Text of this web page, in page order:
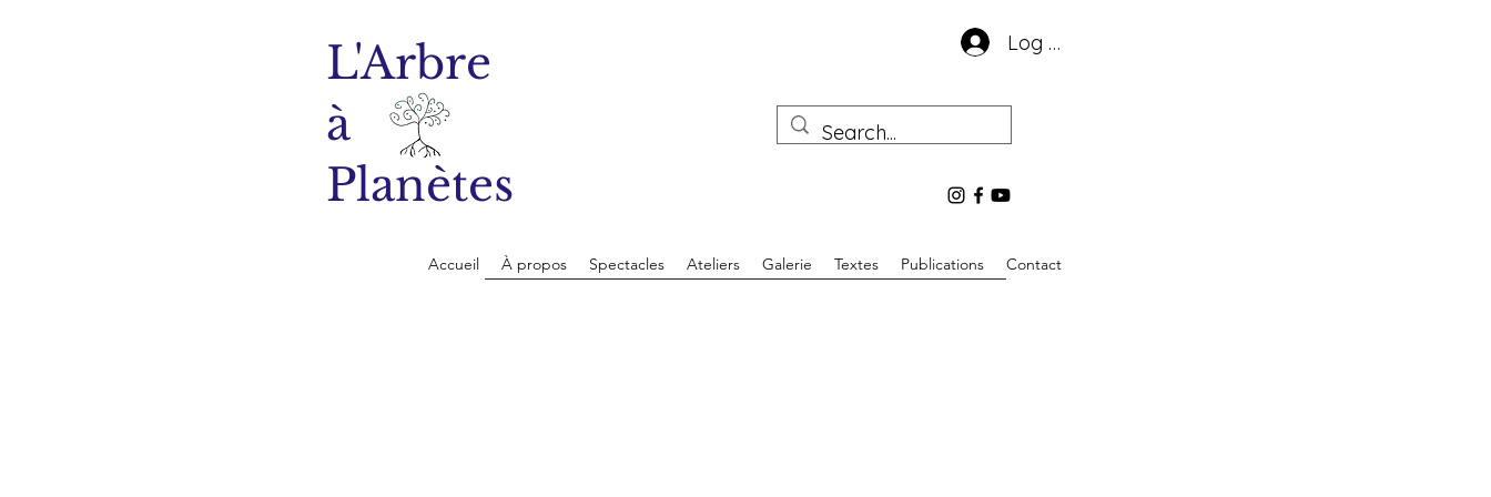
L'Arbre
à
Planètes
Log In
Accueil À propos Spectacles Ateliers Galerie Textes Publications Contact